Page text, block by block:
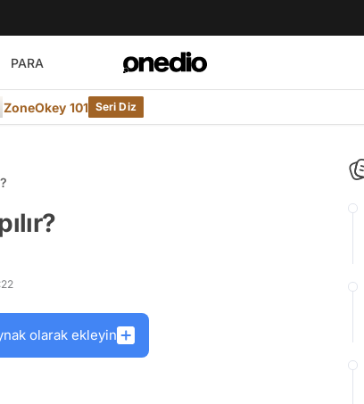
PARA
ZoneOkey 101 Seri Diz
olarak ekleyin